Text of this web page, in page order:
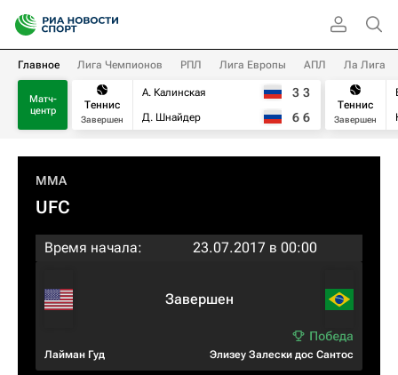
Главное Лига Чемпионов РПЛ Лига Европы АПЛ Ла Лига
Матч-
центр
Теннис
Завершен
А. Калинская
Д. Шнайдер
3 3
6 6
Теннис
Завершен
MMA
UFC
Время начала: 23.07.2017 в 00:00
Лайман Гуд
Завершен
Элизеу Залески дос Сантос